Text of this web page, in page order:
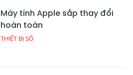
Máy tính Apple sắp thay đổi
hoàn toàn
THIẾT BỊ SỐ